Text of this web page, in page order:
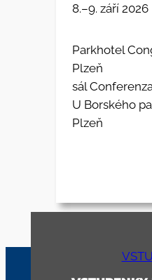
8.–9. září 2026
Parkhotel
Plzeň
sál
U Borského
Plzeň